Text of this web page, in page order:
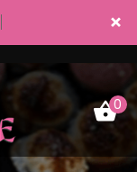
×
0